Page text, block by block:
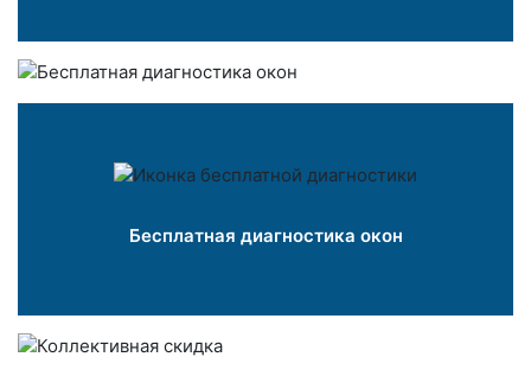
Бесплатная диагностика окон